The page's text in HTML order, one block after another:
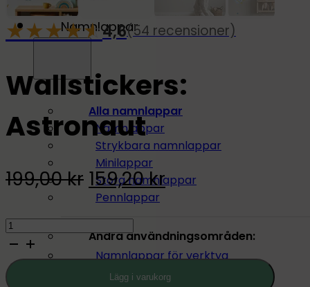
Namnlappar
Alla namnlappar
Namnlappar
Strykbara namnlappar
Minilappar
Stora namnlappar
Pennlappar
Andra användningsområden:
Namnlappar för verktyg
Namnlappar för sjukhem
-20%
★★★★☆
★4,6(54 recensioner)
Wallstickers:
Astronaut
199,00kr Original
price
was:
199,00 kr.
159,20krCurrent
is:
159,20 kr.
Wallstickers:
Astronaut
quantity
Lägg i varukorg